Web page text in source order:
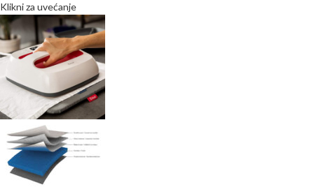
Klikni za uvećanje